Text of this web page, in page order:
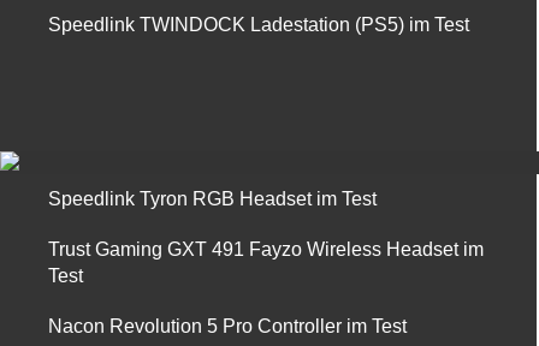
Speedlink TWINDOCK Ladestation (PS5) im Test
Speedlink Tyron RGB Headset im Test
Trust Gaming GXT 491 Fayzo Wireless Headset im
Test
Nacon Revolution 5 Pro Controller im Test